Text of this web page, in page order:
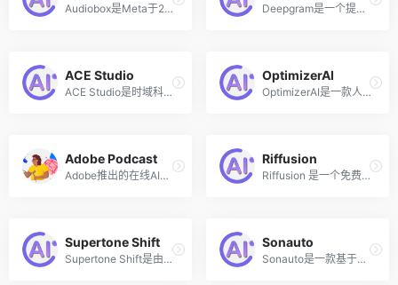
Audiobox是Meta于2023年11月30日推出的免费开源的AI语音和声音生成模型，12月11日上线在线网页版本，用户可免费体验该模型的能力。Audiobox是Meta最新一代的音频生成模型，可以结合使用语音输入和自然语言文本提示来生成语音和音效，从而可以轻松地为各种用例创建逼真的自定义音频。 Deepgram是一个提供先进的AI语音识别和自然语言处理技术的平台，核心产品是强大的语音到文本（Speech-to-Text）和文本到语音（Text-to-Speech）API，让开发者能够快速将语音转录和理解功能集成到他们自己的应用程序和服务中。
ACE Studio
ACE Studio是时域科技推出的免费AI歌声合成工具，支持实时AI歌声合成，虚拟歌姬演唱真实度无限接近人类，纵享美妙丝滑的听觉体验。支持导出多种形式的音频文件，方便后期深加工。
OptimizerAI
OptimizerAI是一款人工智能声音效果生成工具，能够根据文字提示自动创造出适合多种场景的声音和音效，如游戏中的射击声、动画中的雨声环境或地铁到站声等，专为视频创作者、游戏开发者、艺术家和视频制作人员设计。
Adobe Podcast
Adobe推出的在线AI音频录制和编辑工具
Riffusion
Riffusion 是一个免费开源的具有稳定扩散的实时音乐和音频生成库，用户只需输入音乐描述，AI便可以生成对应风格的音乐。该开源项目由Seth Forsgren 和 Hayk Martiros推出，Riffusion的背后原理是基于Stable Diffusion（文本生成图像模型）微调频谱图，频谱图是音频的视觉表示，显示不同频率随时间的振幅，而后再将高保真度的频谱图图像转换为音频。
Supertone Shift
Supertone Shift是由韩国的AI音频初创公司Supertone推出的一款AI驱动的实时语音变换软件，通过先进的人工智能技术，让用户能够迅速切换并个性化定制多种高品质声音。
Sonauto
Sonauto是一款基于人工智能技术的免费在线音乐创作工具，能够根据用户提供的文本提示、歌词或旋律，转换成具有特定风格的完整歌曲。